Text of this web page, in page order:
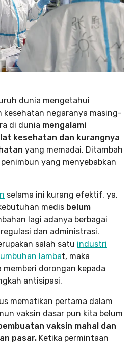
dunia mengetahui
kesehatan negaranya masing-
di dunia mengalami
kesehatan dan kurangnya
yang memadai. Ditambah
yang menyebabkan
selama ini kurang efektif, ya.
medis belum
lagi adanya berbagai
dan administrasi.
salah satu industri
lambat, maka
dorongan kepada
antisipasi.
mematikan pertama dalam
vaksin dasar pun kita belum
vaksin mahal dan
pasar. Ketika permintaan